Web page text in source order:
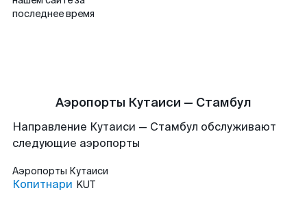
последнее время
Аэропорты Кутаиси — Стамбул
Направление Кутаиси — Стамбул обслуживают
следующие аэропорты
Аэропорты Кутаиси
Копитнари KUT